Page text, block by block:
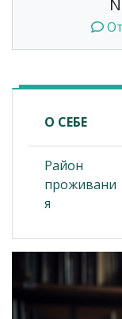
О СЕБЕ
Район
проживани
я